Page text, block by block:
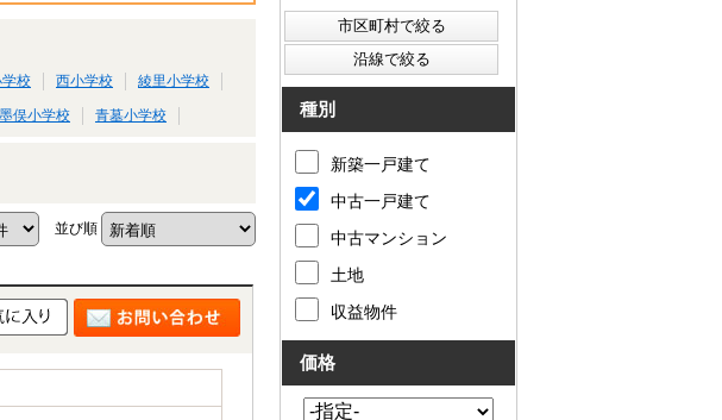
校 西小学校 綾里小学校
墨俣小学校 青墓小学校
並び順
種別
新築一戸建て
中古一戸建て
中古マンション
土地
収益物件
価格